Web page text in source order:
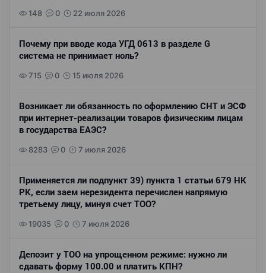
148 0 22 июля 2026
Почему при вводе кода УГД 0613 в разделе G
система не принимает ноль?
715 0 15 июля 2026
Возникает ли обязанность по оформлению СНТ и ЭСФ
при интернет-реализации товаров физическим лицам
в государства ЕАЭС?
8283 0 7 июля 2026
Применяется ли подпункт 39) пункта 1 статьи 679 НК
РК, если заем нерезидента перечислен напрямую
третьему лицу, минуя счет ТОО?
19035 0 7 июля 2026
Депозит у ТОО на упрощенном режиме: нужно ли
сдавать форму 100.00 и платить КПН?